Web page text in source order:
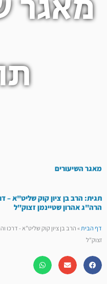
מאגר השיעורים
תגית: הרב בן ציון קוק שליט"א –
הרה"ג אהרון שטיינמן זצוק"ל
דף הבית»הרב בן ציון קוק שליט"א - דרכו
זצוק"ל